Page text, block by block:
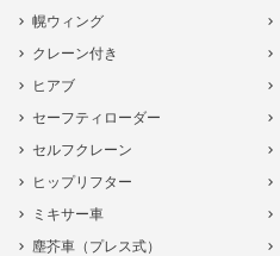
幌ウィング
クレーン付き
ヒアブ
セーフティローダー
セルフクレーン
ヒップリフター
ミキサー車
塵芥車（プレス式）